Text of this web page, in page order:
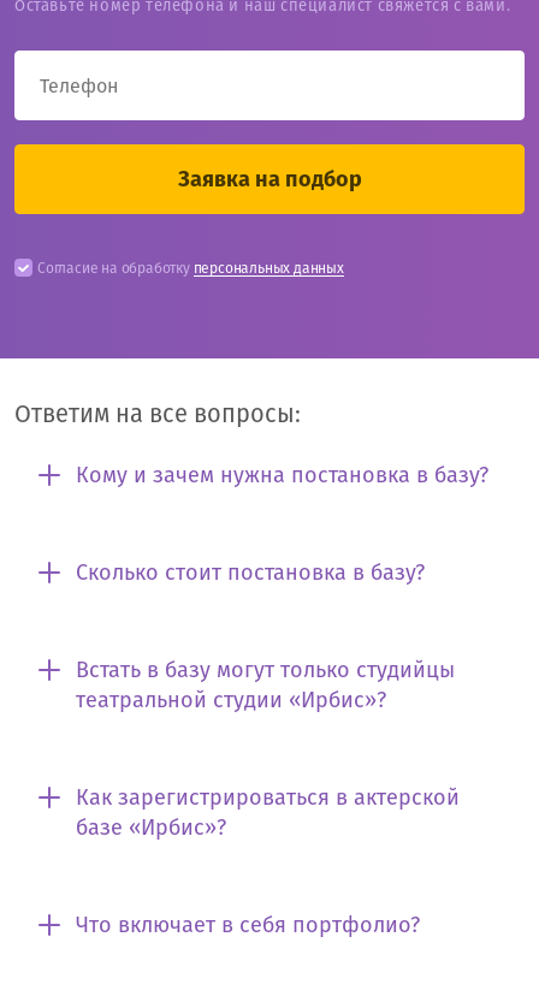
Оставьте номер телефона и наш специалист свяжется с вами.
Согласие на обработку персональных данных
Ответим на все вопросы:
Кому и зачем нужна постановка в базу?
Сколько стоит постановка в базу?
Встать в базу могут только студийцы
театральной студии «Ирбис»?
Как зарегистрироваться в актерской
базе «Ирбис»?
Что включает в себя портфолио?